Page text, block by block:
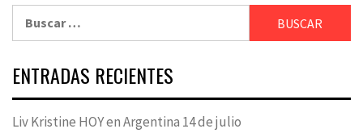
ENTRADAS RECIENTES
Liv Kristine HOY en Argentina 14 de julio